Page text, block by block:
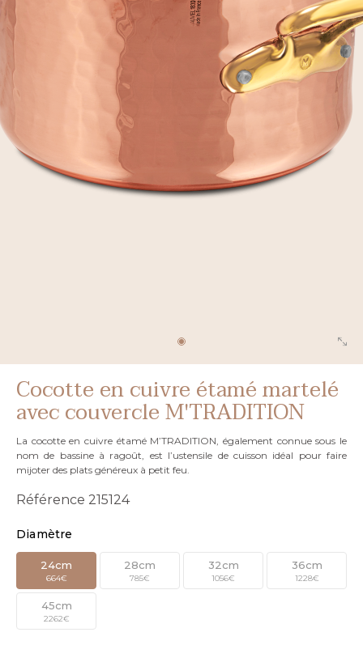
Cocotte en cuivre étamé martelé
avec couvercle M'TRADITION
La cocotte en cuivre étamé M’TRADITION, également connue sous le
nom de bassine à ragoût, est l’ustensile de cuisson idéal pour faire
mijoter des plats généreux à petit feu.
Référence 215124
Diamètre
24cm
664€
28cm
785€
32cm
1 056€
36cm
1 228€
45cm
2 262€